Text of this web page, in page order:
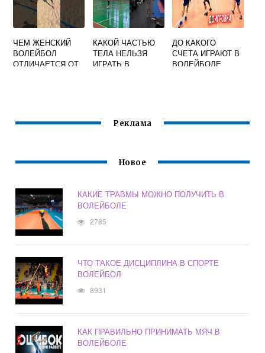
ЧЕМ ЖЕНСКИЙ
ВОЛЕЙБОЛ
ОТЛИЧАЕТСЯ ОТ
КАКОЙ ЧАСТЬЮ
ТЕЛА НЕЛЬЗЯ
ИГРАТЬ В
ДО КАКОГО
СЧЕТА ИГРАЮТ В
ВОЛЕЙБОЛЕ
Реклама
Новое
КАКИЕ ТРАВМЫ МОЖНО ПОЛУЧИТЬ В
ВОЛЕЙБОЛЕ
2785
ЧТО ТАКОЕ ДИСЦИПЛИНА В СПОРТЕ
ВОЛЕЙБОЛ
8931
КАК ПРАВИЛЬНО ПРИНИМАТЬ МЯЧ В
ВОЛЕЙБОЛЕ